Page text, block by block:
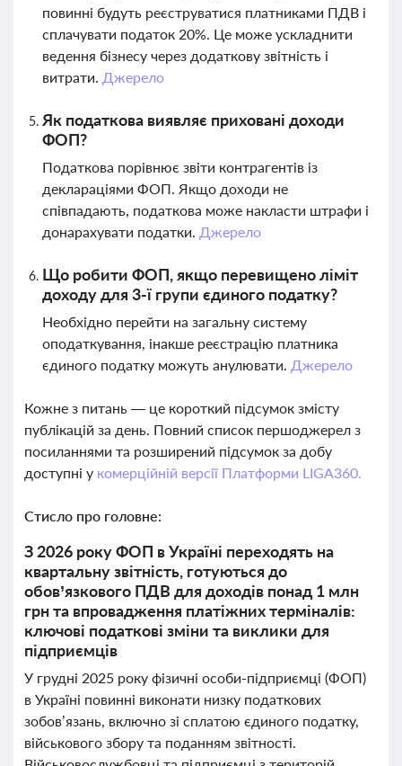
повинні будуть реєструватися платниками ПДВ і
сплачувати податок 20%. Це може ускладнити
ведення бізнесу через додаткову звітність і
витрати. Джерело
Як податкова виявляє приховані доходи
ФОП?
Податкова порівнює звіти контрагентів із
деклараціями ФОП. Якщо доходи не
співпадають, податкова може накласти штрафи і
донарахувати податки. Джерело
Що робити ФОП, якщо перевищено ліміт
доходу для 3-ї групи єдиного податку?
Необхідно перейти на загальну систему
оподаткування, інакше реєстрацію платника
єдиного податку можуть анулювати. Джерело
Кожне з питань — це короткий підсумок змісту
публікацій за день. Повний список першоджерел з
посиланнями та розширений підсумок за добу
доступні у комерційній версії Платформи LIGA360.
Стисло про головне:
З 2026 року ФОП в Україні переходять на
квартальну звітність, готуються до
обов’язкового ПДВ для доходів понад 1 млн
грн та впровадження платіжних терміналів:
ключові податкові зміни та виклики для
підприємців
У грудні 2025 року фізичні особи-підприємці (ФОП)
в Україні повинні виконати низку податкових
зобов’язань, включно зі сплатою єдиного податку,
військового збору та поданням звітності.